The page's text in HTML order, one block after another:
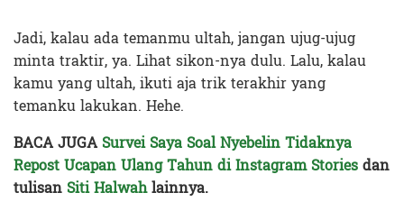
Jadi, kalau ada temanmu ultah, jangan ujug-ujug
minta traktir, ya. Lihat sikon-nya dulu. Lalu, kalau
kamu yang ultah, ikuti aja trik terakhir yang
temanku lakukan. Hehe.
BACA JUGA Survei Saya Soal Nyebelin Tidaknya
Repost Ucapan Ulang Tahun di Instagram Storiesdan
tulisan Siti Halwahlainnya.